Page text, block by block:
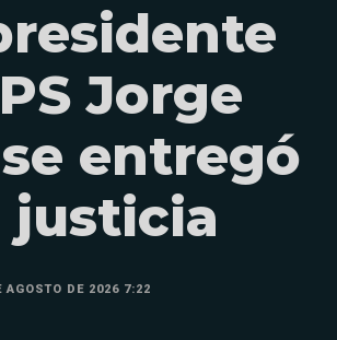
Jorge
entregó
justicia
AGOSTO DE 2026 7:22